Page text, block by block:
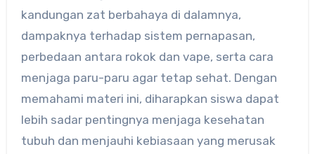
kandungan zat berbahaya di dalamnya,
dampaknya terhadap sistem pernapasan,
perbedaan antara rokok dan vape, serta cara
menjaga paru-paru agar tetap sehat. Dengan
memahami materi ini, diharapkan siswa dapat
lebih sadar pentingnya menjaga kesehatan
tubuh dan menjauhi kebiasaan yang merusak